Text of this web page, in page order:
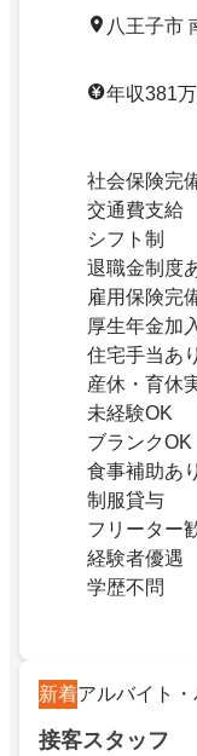
八王子市
年収381
社会保険完
交通費支給
シフト制
退職金制度
雇用保険完
厚生年金加
住宅手当あり
産休・育休
未経験OK
ブランクOK
食事補助あり
制服貸与
フリーター
経験者優遇
学歴不問
新着アルバイト・
接客スタッフ